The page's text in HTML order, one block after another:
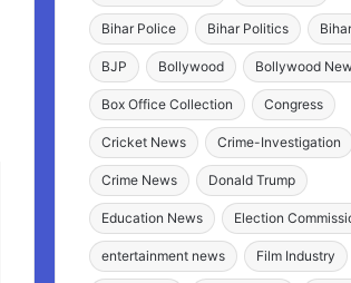
Bihar Police Bihar Politics
BJP Bollywood Bollywood
Box Office Collection Congress
Cricket News Crime-Investigation
Crime News Donald Trump
Education News Election
entertainment news Film Industry